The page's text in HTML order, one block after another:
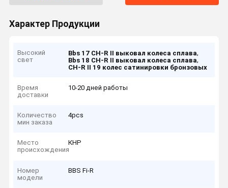
Характер Продукции
Высокий
свет
Bbs 17 CH-R II выковал колеса сплава,
Bbs 18 CH-R II выковал колеса сплава,
CH-R II 19 колес сатинировки бронзовых
Время
доставки
10-20 дней работы
Количество
мин заказа
4pcs
Место
происхождения
КНР
Номер
модели
BBS Fi-R